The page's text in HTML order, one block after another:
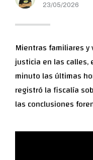
23/05/2026
Mientras familiares
justicia en las calles,
minuto las últimas
registró la fiscalía
las conclusiones